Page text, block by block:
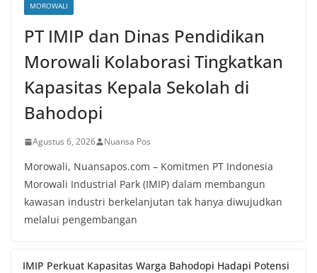
MOROWALI
PT IMIP dan Dinas Pendidikan
Morowali Kolaborasi Tingkatkan
Kapasitas Kepala Sekolah di
Bahodopi
Agustus 6, 2026 Nuansa Pos
Morowali, Nuansapos.com – Komitmen PT Indonesia
Morowali Industrial Park (IMIP) dalam membangun
kawasan industri berkelanjutan tak hanya diwujudkan
melalui pengembangan
IMIP Perkuat Kapasitas Warga Bahodopi Hadapi Potensi